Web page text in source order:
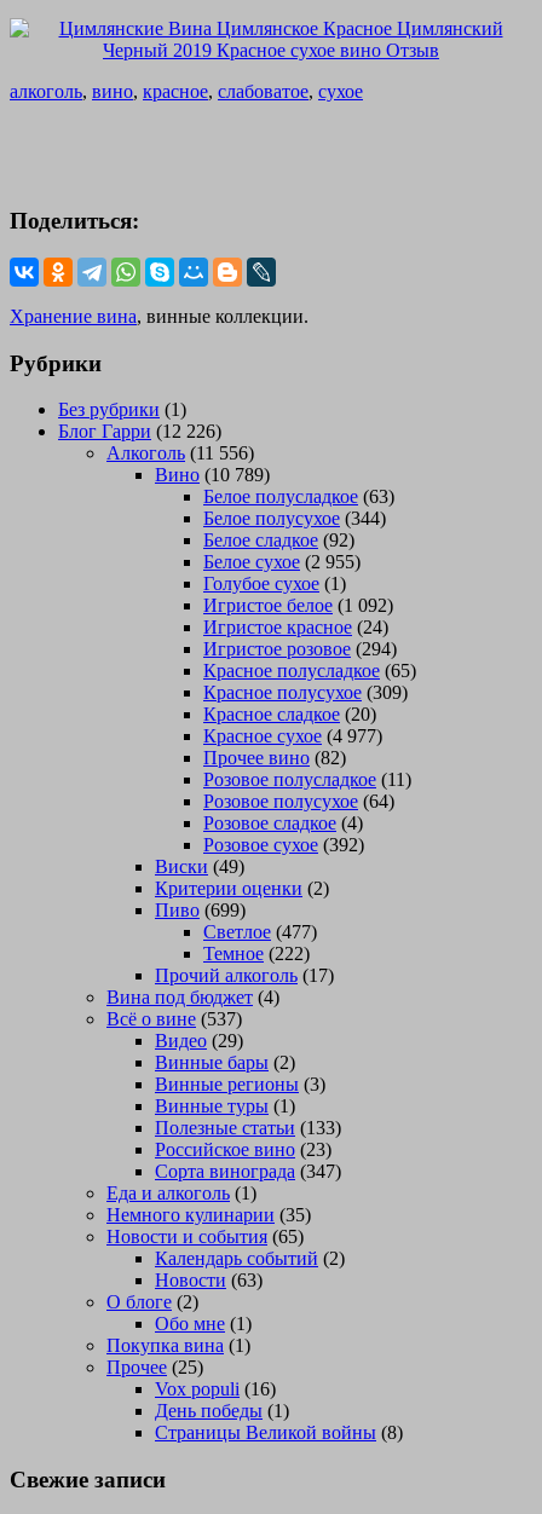
алкоголь, вино, красное, слабоватое, сухое
Поделиться:
Хранение вина, винные коллекции.
Рубрики
Без рубрики (1)
Блог Гарри (12 226)
Алкоголь (11 556)
Вино (10 789)
Белое полусладкое (63)
Белое полусухое (344)
Белое сладкое (92)
Белое сухое (2 955)
Голубое сухое (1)
Игристое белое (1 092)
Игристое красное (24)
Игристое розовое (294)
Красное полусладкое (65)
Красное полусухое (309)
Красное сладкое (20)
Красное сухое (4 977)
Прочее вино (82)
Розовое полусладкое (11)
Розовое полусухое (64)
Розовое сладкое (4)
Розовое сухое (392)
Виски (49)
Критерии оценки (2)
Пиво (699)
Светлое (477)
Темное (222)
Прочий алкоголь (17)
Вина под бюджет (4)
Всё о вине (537)
Видео (29)
Винные бары (2)
Винные регионы (3)
Винные туры (1)
Полезные статьи (133)
Российское вино (23)
Сорта винограда (347)
Еда и алкоголь (1)
Немного кулинарии (35)
Новости и события (65)
Календарь событий (2)
Новости (63)
О блоге (2)
Обо мне (1)
Покупка вина (1)
Прочее (25)
Vox populi (16)
День победы (1)
Страницы Великой войны (8)
Свежие записи